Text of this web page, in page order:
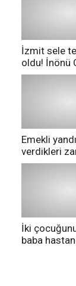
İzmit sele
oldu! İnönü
göle döndü!
Emekli
verdikleri
pazarda
İki
baba